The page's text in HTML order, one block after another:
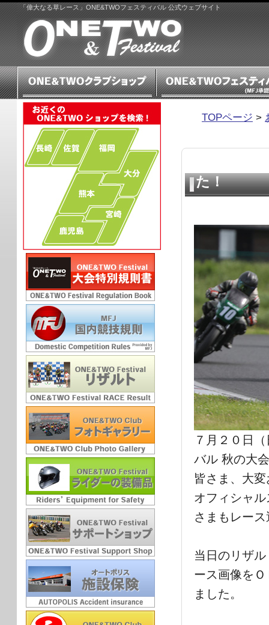
「偉大なる草レース」ONE&TWOフェスティバル 公式ウェブサイト
TOPページ >
た！
７月２０日
バル 秋の大
皆さま、大
オフィシャ
さまもレー
当日のリザ
ース画像を
ました。